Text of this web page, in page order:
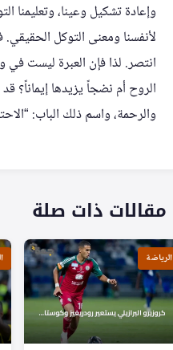
وإعادة تشكيل وعينا، وتعليمنا
لأنفسنا ومعنى التوكل
انتصر. لذا فإن العبرة ليست
الروح أم نضجاً يزيدها إيماناً؟
والرحمة، واسم ذلك الباب:
مقالات ذات صلة
الرياضة